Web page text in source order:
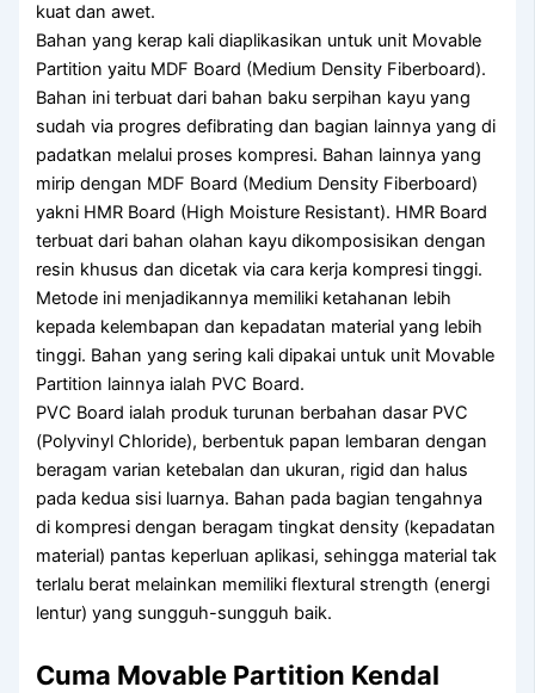
kuat dan awet.
Bahan yang kerap kali diaplikasikan untuk unit Movable
Partition yaitu MDF Board (Medium Density Fiberboard).
Bahan ini terbuat dari bahan baku serpihan kayu yang
sudah via progres defibrating dan bagian lainnya yang di
padatkan melalui proses kompresi. Bahan lainnya yang
mirip dengan MDF Board (Medium Density Fiberboard)
yakni HMR Board (High Moisture Resistant). HMR Board
terbuat dari bahan olahan kayu dikomposisikan dengan
resin khusus dan dicetak via cara kerja kompresi tinggi.
Metode ini menjadikannya memiliki ketahanan lebih
kepada kelembapan dan kepadatan material yang lebih
tinggi. Bahan yang sering kali dipakai untuk unit Movable
Partition lainnya ialah PVC Board.
PVC Board ialah produk turunan berbahan dasar PVC
(Polyvinyl Chloride), berbentuk papan lembaran dengan
beragam varian ketebalan dan ukuran, rigid dan halus
pada kedua sisi luarnya. Bahan pada bagian tengahnya
di kompresi dengan beragam tingkat density (kepadatan
material) pantas keperluan aplikasi, sehingga material tak
terlalu berat melainkan memiliki flextural strength (energi
lentur) yang sungguh-sungguh baik.
Cuma Movable Partition Kendal